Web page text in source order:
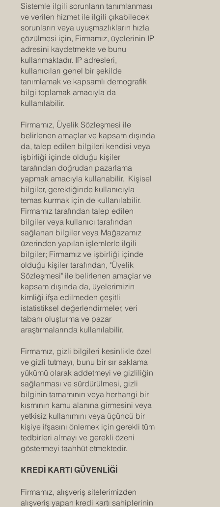
Sistemle ilgili sorunların tanımlanması
ve verilen hizmet ile ilgili çıkabilecek
sorunların veya uyuşmazlıkların hızla
çözülmesi için, Firmamız, üyelerinin IP
adresini kaydetmekte ve bunu
kullanmaktadır. IP adresleri,
kullanıcıları genel bir şekilde
tanımlamak ve kapsamlı demografik
bilgi toplamak amacıyla da
kullanılabilir.
Firmamız, Üyelik Sözleşmesi ile
belirlenen amaçlar ve kapsam dışında
da, talep edilen bilgileri kendisi veya
işbirliği içinde olduğu kişiler
tarafından doğrudan pazarlama
yapmak amacıyla kullanabilir. Kişisel
bilgiler, gerektiğinde kullanıcıyla
temas kurmak için de kullanılabilir.
Firmamız tarafından talep edilen
bilgiler veya kullanıcı tarafından
sağlanan bilgiler veya Mağazamız
üzerinden yapılan işlemlerle ilgili
bilgiler; Firmamız ve işbirliği içinde
olduğu kişiler tarafından, "Üyelik
Sözleşmesi" ile belirlenen amaçlar ve
kapsam dışında da, üyelerimizin
kimliği ifşa edilmeden çeşitli
istatistiksel değerlendirmeler, veri
tabanı oluşturma ve pazar
araştırmalarında kullanılabilir.
Firmamız, gizli bilgileri kesinlikle özel
ve gizli tutmayı, bunu bir sır saklama
yükümü olarak addetmeyi ve gizliliğin
sağlanması ve sürdürülmesi, gizli
bilginin tamamının veya herhangi bir
kısmının kamu alanına girmesini veya
yetkisiz kullanımını veya üçüncü bir
kişiye ifşasını önlemek için gerekli tüm
tedbirleri almayı ve gerekli özeni
göstermeyi taahhüt etmektedir.
KREDİ KARTI GÜVENLİĞİ
Firmamız, alışveriş sitelerimizden
alışveriş yapan kredi kartı sahiplerinin